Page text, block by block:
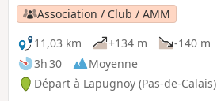
Association / Club / AMM
11,03 km
+134 m
-140 m
3h 30
Moyenne
Départ à Lapugnoy (Pas-de-Calais)